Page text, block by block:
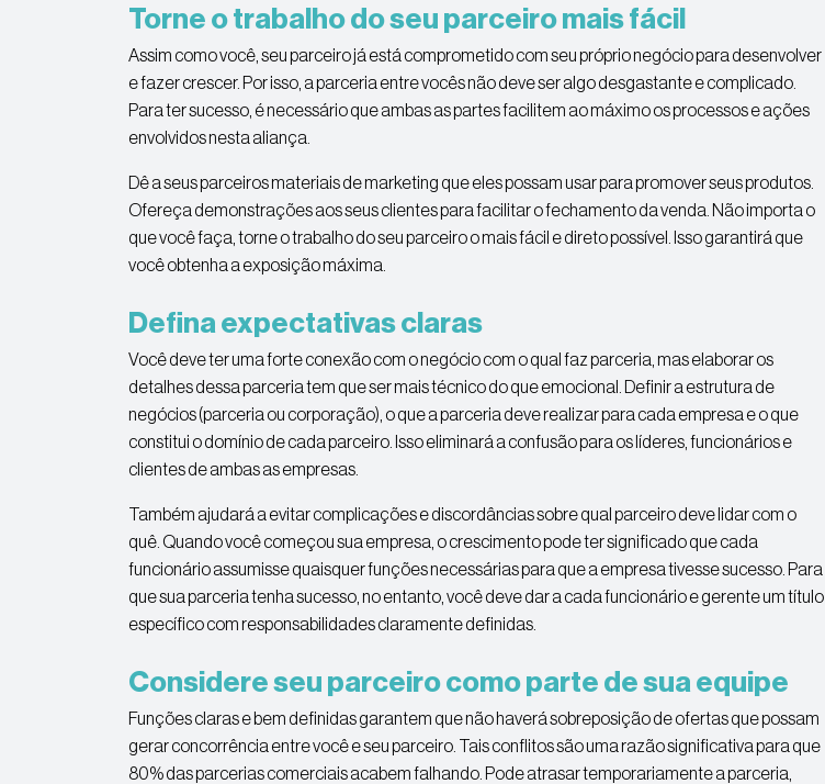
Torne o trabalho do seu parceiro mais fácil
Assim como você, seu parceiro já está comprometido com seu próprio negócio para desenvolver
e fazer crescer. Por isso, a parceria entre vocês não deve ser algo desgastante e complicado.
Para ter sucesso, é necessário que ambas as partes facilitem ao máximo os processos e ações
envolvidos nesta aliança.
Dê a seus parceiros materiais de marketing que eles possam usar para promover seus produtos.
Ofereça demonstrações aos seus clientes para facilitar o fechamento da venda. Não importa o
que você faça, torne o trabalho do seu parceiro o mais fácil e direto possível. Isso garantirá que
você obtenha a exposição máxima.
Defina expectativas claras
Você deve ter uma forte conexão com o negócio com o qual faz parceria, mas elaborar os
detalhes dessa parceria tem que ser mais técnico do que emocional. Definir a estrutura de
negócios (parceria ou corporação), o que a parceria deve realizar para cada empresa e o que
constitui o domínio de cada parceiro. Isso eliminará a confusão para os líderes, funcionários e
clientes de ambas as empresas.
Também ajudará a evitar complicações e discordâncias sobre qual parceiro deve lidar com o
quê. Quando você começou sua empresa, o crescimento pode ter significado que cada
funcionário assumisse quaisquer funções necessárias para que a empresa tivesse sucesso. Para
que sua parceria tenha sucesso, no entanto, você deve dar a cada funcionário e gerente um título
específico com responsabilidades claramente definidas.
Considere seu parceiro como parte de sua equipe
Funções claras e bem definidas garantem que não haverá sobreposição de ofertas que possam
gerar concorrência entre você e seu parceiro. Tais conflitos são uma razão significativa para que
80% das parcerias comerciais acabem falhando. Pode atrasar temporariamente a parceria,